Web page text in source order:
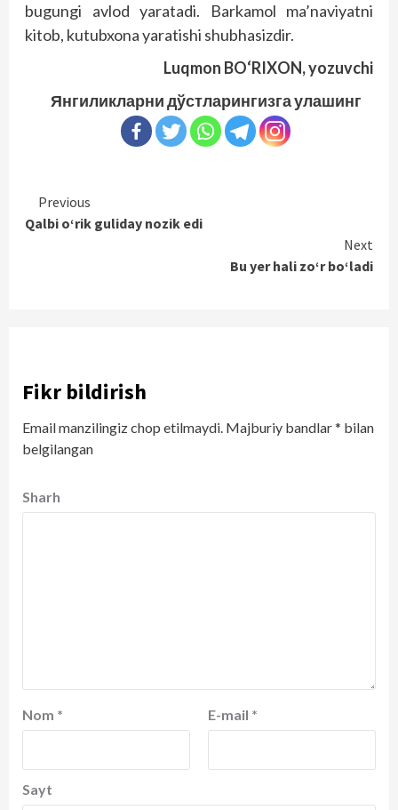
bugungi avlod yaratadi. Barkamol ma’naviyatni
kitob, kutubxona yaratishi shubhasizdir.
Luqmon BO‘RIXON,yozuvchi
Янгиликларни дўстларингизга улашинг
Continue
Reading
Previous
Qalbi o‘rik guliday nozik edi
Next
Bu yer hali zo‘r bo‘ladi
Fikr bildirish
Email manzilingiz chop etilmaydi. Majburiy bandlar* bilan
belgilangan
Sharh
Nom * E-mail *
Sayt